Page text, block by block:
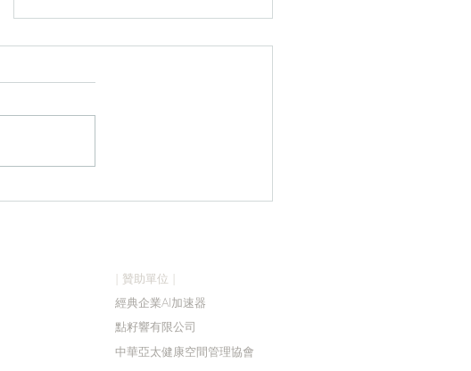
| 贊助單位 |
經典企業AI加速器
點籽響有限公司
中華亞太健康空間管理協會